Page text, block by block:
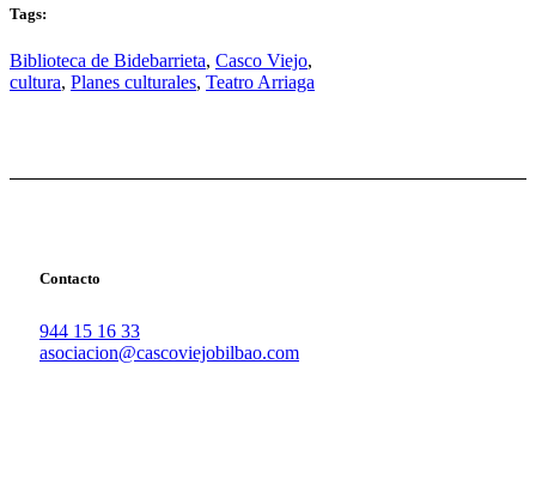
Tags:
Biblioteca de Bidebarrieta, Casco Viejo,
cultura, Planes culturales, Teatro Arriaga
Contacto
944 15 16 33
asociacion@cascoviejobilbao.com